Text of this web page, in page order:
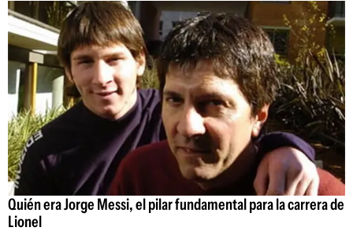
Quién era Jorge Messi, el pilar fundamental para la carrera de
Lionel